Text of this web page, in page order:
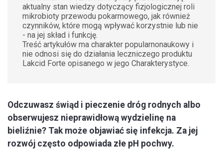
aktualny stan wiedzy dotyczący fizjologicznej roli
mikrobioty przewodu pokarmowego, jak również
czynników, które mogą wpływać korzystnie lub nie
- na jej skład i funkcję.
Treść artykułów ma charakter popularnonaukowy i
nie odnosi się do działania leczniczego produktu
Lakcid Forte opisanego w jego Charakterystyce.
Odczuwasz świąd i pieczenie dróg rodnych albo
obserwujesz nieprawidłową wydzielinę na
bieliźnie? Tak może objawiać się infekcja. Za jej
rozwój często odpowiada złe pH pochwy.